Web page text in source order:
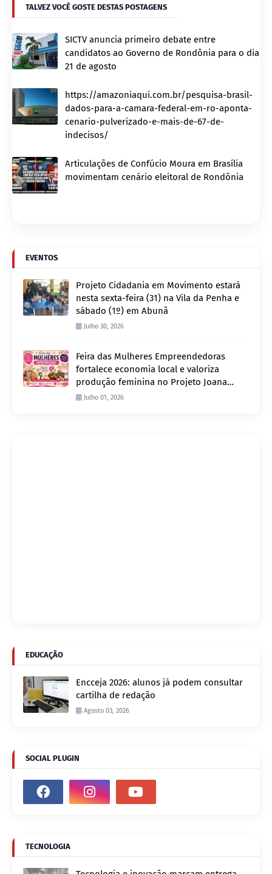
TALVEZ VOCÊ GOSTE DESTAS POSTAGENS
SICTV anuncia primeiro debate entre
candidatos ao Governo de Rondônia para o dia
21 de agosto
https://amazoniaqui.com.br/pesquisa-brasil-
dados-para-a-camara-federal-em-ro-aponta-
cenario-pulverizado-e-mais-de-67-de-
indecisos/
Articulações de Confúcio Moura em Brasília
movimentam cenário eleitoral de Rondônia
EVENTOS
Projeto Cidadania em Movimento estará
nesta sexta-feira (31) na Vila da Penha e
sábado (1º) em Abunã
Julho 30, 2026
Feira das Mulheres Empreendedoras
fortalece economia local e valoriza
produção feminina no Projeto Joana
D’ArcJulho 01, 2026
EDUCAÇÃO
Encceja 2026: alunos já podem consultar
cartilha de redação
Agosto 03, 2026
SOCIAL PLUGIN
TECNOLOGIA